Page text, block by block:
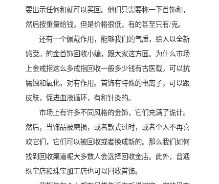
要出示任何和就可以买回。他们只需要称一下首饰和，
然后按重量给钱，但是价格很低，有的甚至只有/克。
还有一个佩戴作用，能够我们的气质，给人以全新
感受。的金首饰回收小编，跟大家这方面。为什么市场
上金戒指这么多戒指回收一般多少钱有古医载，可以抗
腐蚀和氧化，对有作用。首饰有特殊的电离子，可以跟
皮肤，促进血液循环，有和针灸的。
市场上有许多不同风格的金饰，它们充满了诡计。
然后，当饰品被磨损，或者款式过时，或者个人不再喜
欢它们，它们可以被回收或者换成新的。那么我们如何
找到回收渠道呢大多数人会选择回收金店。此外，普通
珠宝店和珠宝加工店也可以回收首饰。